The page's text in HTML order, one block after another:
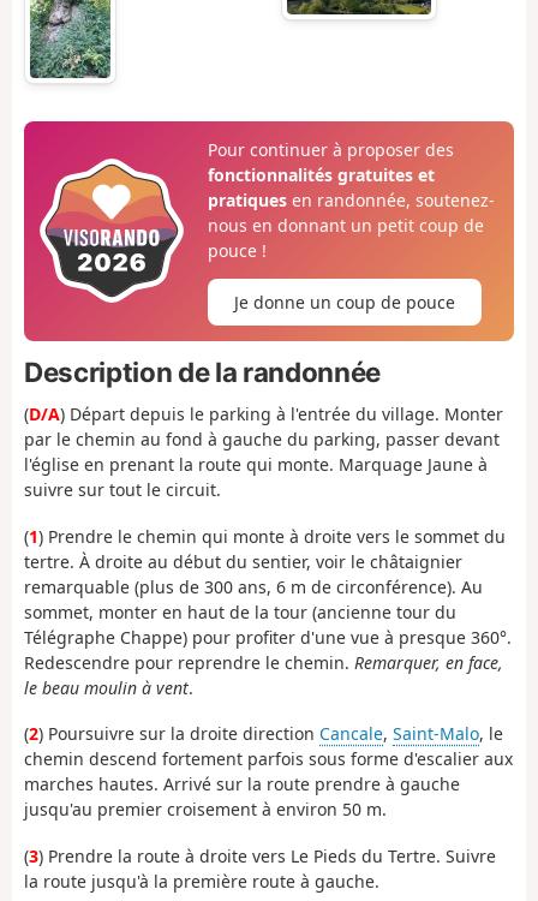
Pour continuer à proposer des
fonctionnalités gratuites et
pratiquesen randonnée, soutenez-
nous en donnant un petit coup de
pouce !
Je donne un coup de pouce
Description de la randonnée
(D/A) Départ depuis le parking à l'entrée du village. Monter
par le chemin au fond à gauche du parking, passer devant
l'église en prenant la route qui monte. Marquage Jaune à
suivre sur tout le circuit.
(1) Prendre le chemin qui monte à droite vers le sommet du
tertre. À droite au début du sentier, voir le châtaignier
remarquable (plus de 300 ans, 6 m de circonférence). Au
sommet, monter en haut de la tour (ancienne tour du
Télégraphe Chappe) pour profiter d'une vue à presque 360°.
Redescendre pour reprendre le chemin. Remarquer, en face,
le beau moulin à vent.
(2) Poursuivre sur la droite direction Cancale, Saint-Malo, le
chemin descend fortement parfois sous forme d'escalier aux
marches hautes. Arrivé sur la route prendre à gauche
jusqu'au premier croisement à environ 50 m.
(3) Prendre la route à droite vers Le Pieds du Tertre. Suivre
la route jusqu'à la première route à gauche.